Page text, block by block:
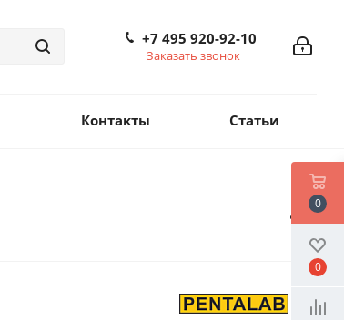
+7 495 920-92-10
Заказать звонок
Контакты Статьи
0
0